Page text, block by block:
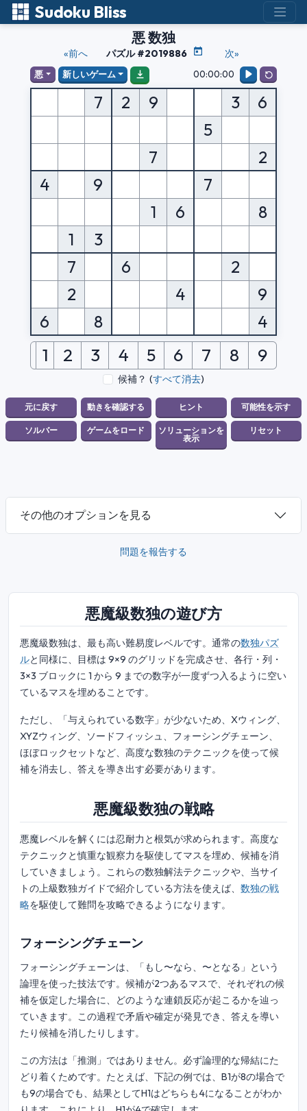
Sudoku Bliss
悪 数独
«前へ パズル #2019886 次»
悪 新しいゲーム 00:00:00
7 2 9 3
6
5
7
2
4
9
7
1
6
8
1
3
7
6
2
2
4
9
6
8 4
1 2 3 4 5 6 7 8 9
候補？ (すべて消去)
その他のオプションを見る
問題を報告する
悪魔級数独の遊び方
悪魔級数独は、最も高い難易度レベルです。通常の数独パズ
ルと同様に、目標は 9×9 のグリッドを完成させ、各行・列・
3×3 ブロックに 1 から 9 までの数字が一度ずつ入るように空い
ているマスを埋めることです。
ただし、「与えられている数字」が少ないため、Xウィング、
XYZウィング、ソードフィッシュ、フォーシングチェーン、
ほぼロックセットなど、高度な数独のテクニックを使って候
補を消去し、答えを導き出す必要があります。
悪魔級数独の戦略
悪魔レベルを解くには忍耐力と根気が求められます。高度な
テクニックと慎重な観察力を駆使してマスを埋め、候補を消
していきましょう。これらの数独解法テクニックや、当サイ
トの上級数独ガイドで紹介している方法を使えば、 数独の戦
略を駆使して難問を攻略できるようになります。
フォーシングチェーン
フォーシングチェーンは、「もし〜なら、〜となる」という
論理を使った技法です。候補が2つあるマスで、それぞれの候
補を仮定した場合に、どのような連鎖反応が起こるかを辿っ
ていきます。この過程で矛盾や確定が発見でき、答えを導い
たり候補を消したりします。
この方法は「推測」ではありません。必ず論理的な帰結にた
どり着くためです。たとえば、下記の例では、B1が8の場合で
も9の場合でも、結果としてH1はどちらも4になることがわか